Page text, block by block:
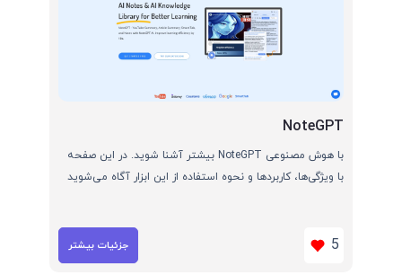
NoteGPT
با هوش مصنوعی NoteGPT بیشتر آشنا شوید. در این صفحه
با ویژگی‌ها، کاربردها و نحوه استفاده از این ابزار آگاه می‌شوید
5 جزئیات بیشتر